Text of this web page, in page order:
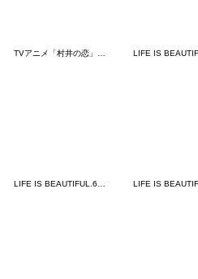
LIFE IS BEAUTIFUL.6〜前世からの友♯〜